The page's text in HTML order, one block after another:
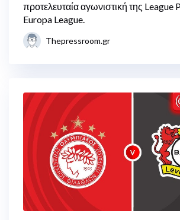
προτελευταία αγωνιστική της League
Europa League.
Thepressroom.gr